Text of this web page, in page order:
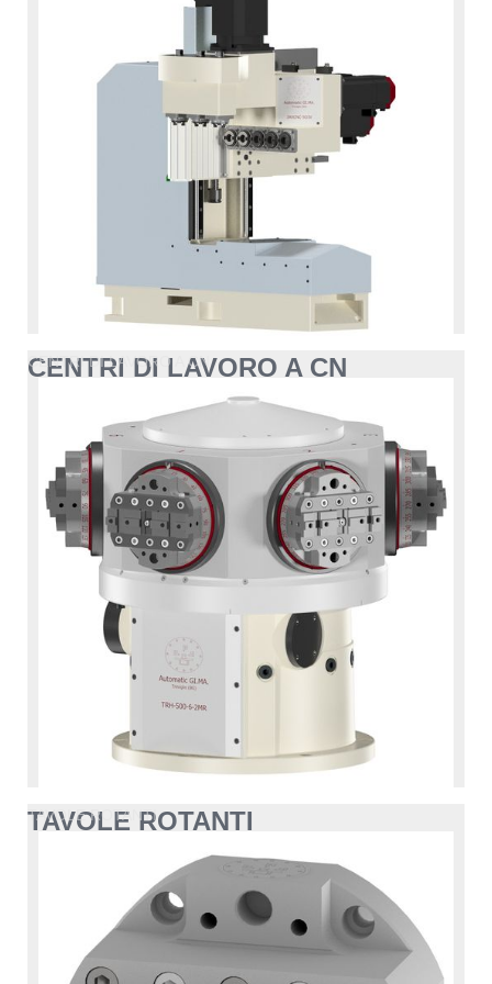
CENTRI DI LAVORO A CN
CENTRI DI LAVORO A CN
TAVOLE ROTANTI
TAVOLE ROTANTI